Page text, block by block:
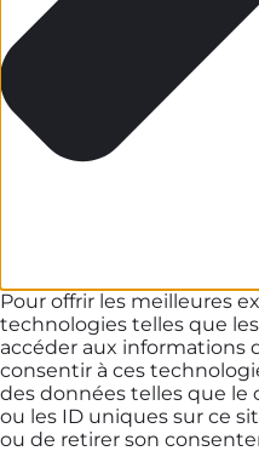
Pour offrir les meilleures
technologies telles que
accéder aux informations
consentir à ces
des données telles que
ou les ID uniques sur ce
ou de retirer son